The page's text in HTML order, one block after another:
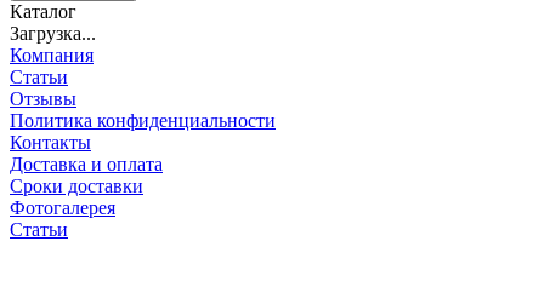
Каталог
Загрузка...
Компания
Статьи
Отзывы
Политика конфиденциальности
Контакты
Доставка и оплата
Сроки доставки
Фотогалерея
Статьи